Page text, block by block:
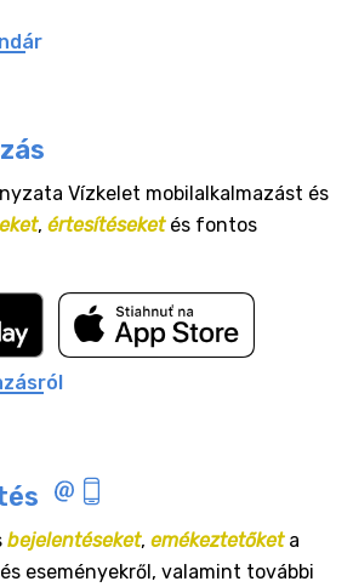
Vízkelet mobilalkalmazást és
, értesítéseketés fontos
bejelentéseket, emékeztetőketa
eseményekről, valamint további